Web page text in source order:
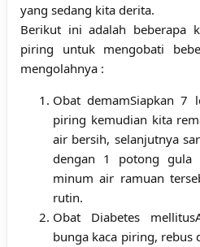
yang sedang kita derita.
Berikut ini adalah beberapa
piring untuk mengobati
mengolahnya :
Obat demamSiapkan 7
piring kemudian kita
air bersih, selanjutnya
dengan 1 potong gula
minum air ramuan
rutin.
Obat Diabetes
bunga kaca piring, rebus